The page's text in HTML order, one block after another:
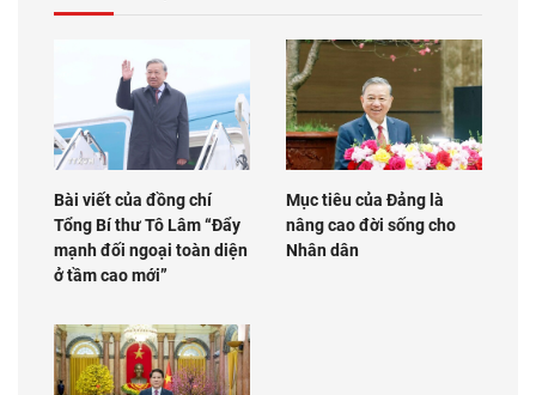
Bài viết của đồng chí
Tổng Bí thư Tô Lâm “Đẩy
mạnh đối ngoại toàn diện
ở tầm cao mới”
Mục tiêu của Đảng là
nâng cao đời sống cho
Nhân dân